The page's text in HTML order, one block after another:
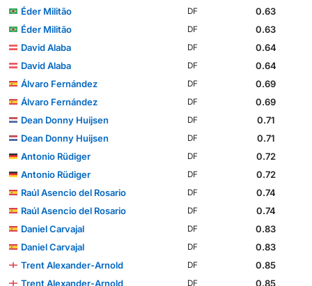
Éder Militão
DF
0.63
Éder Militão
DF
0.63
David Alaba
DF
0.64
David Alaba
DF
0.64
Álvaro Fernández
DF
0.69
Álvaro Fernández
DF
0.69
Dean Donny Huijsen
DF
0.71
Dean Donny Huijsen
DF
0.71
Antonio Rüdiger
DF
0.72
Antonio Rüdiger
DF
0.72
Raúl Asencio del Rosario
DF
0.74
Raúl Asencio del Rosario
DF
0.74
Daniel Carvajal
DF
0.83
Daniel Carvajal
DF
0.83
Trent Alexander-Arnold
DF
0.85
Trent Alexander-Arnold
DF 0.85